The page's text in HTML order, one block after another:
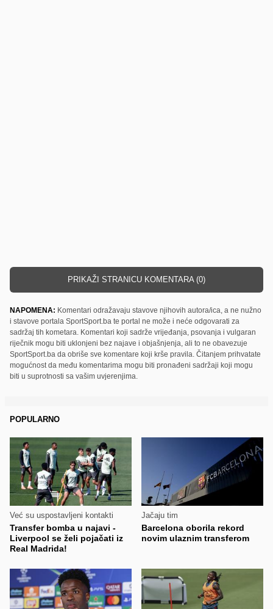
PRIKAŽI STRANICU KOMENTARA (0)
NAPOMENA: Komentari odražavaju stavove njihovih autora/ica, a ne nužno
i stavove portala SportSport.ba te portal ne može i neće odgovarati za
sadržaj tih kometara. Komentari koji sadrže vrijeđanja, psovanja i vulgaran
riječnik mogu biti uklonjeni bez najave i objašnjenja, ali to ne obavezuje
SportSport.ba da obriše sve komentare koji krše pravila. Čitanjem prihvatate
mogućnost da među komentarima mogu biti pronađeni sadržaji koji mogu
biti u suprotnosti sa vašim uvjerenjima.
POPULARNO
Već su uspostavljeni kontakti
Transfer bomba u najavi -
Liverpool se želi pojačati iz
Real Madrida!
Jačaju tim
Barcelona oborila rekord
novim ulaznim transferom